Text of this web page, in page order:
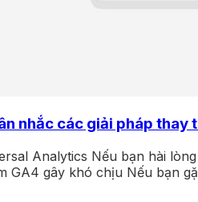
nhắc các giải pháp thay
Analytics Nếu bạn hài
GA4 gây khó chịu Nếu bạn